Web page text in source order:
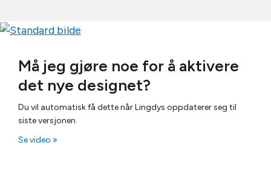
Må jeg gjøre noe for å aktivere
det nye designet?
Du vil automatisk få dette når Lingdys oppdaterer seg til
siste versjonen.
Se video »